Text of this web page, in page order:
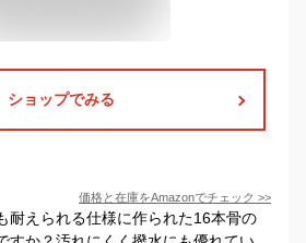
ショップでみる
価格と在庫をAmazonでチェック >>
耐えられる仕様に作られた16本骨の